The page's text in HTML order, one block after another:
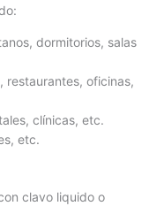
dormitorios, salas
restaurantes, oficinas,
clínicas, etc.
etc.
clavo liquido o